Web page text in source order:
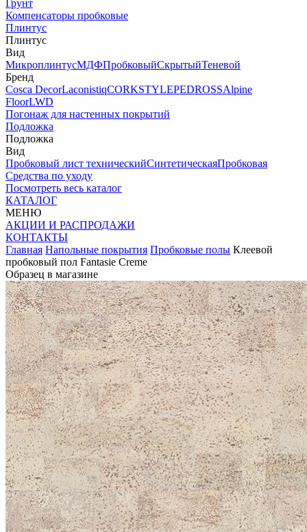
Грунт
Компенсаторы пробковые
Плинтус
Плинтус
Вид
МикроплинтусМДФПробковыйСкрытыйТеневой
Бренд
Cosca DecorLaconistiqCORKSTYLEPEDROSSAlpine
FloorLWD
Погонаж для настенных покрытий
Подложка
Подложка
Вид
Пробковый лист техническийСинтетическаяПробковая
Средства по уходу
Посмотреть весь каталог
КАТАЛОГ
МЕНЮ
АКЦИИ И РАСПРОДАЖИ
КОНТАКТЫ
Главная Напольные покрытия Пробковые полы Клеевой
пробковый пол Fantasie Creme
Образец в магазине